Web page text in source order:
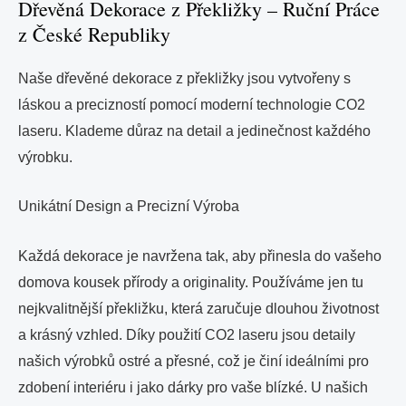
Dřevěná Dekorace z Překližky – Ruční Práce
z České Republiky
Naše dřevěné dekorace z překližky jsou vytvořeny s
láskou a precizností pomocí moderní technologie CO2
laseru. Klademe důraz na detail a jedinečnost každého
výrobku.
Unikátní Design a Precizní Výroba
Každá dekorace je navržena tak, aby přinesla do vašeho
domova kousek přírody a originality. Používáme jen tu
nejkvalitnější překližku, která zaručuje dlouhou životnost
a krásný vzhled. Díky použití CO2 laseru jsou detaily
našich výrobků ostré a přesné, což je činí ideálními pro
zdobení interiéru i jako dárky pro vaše blízké. U našich